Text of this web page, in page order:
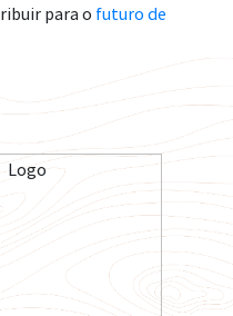
para o futuro de